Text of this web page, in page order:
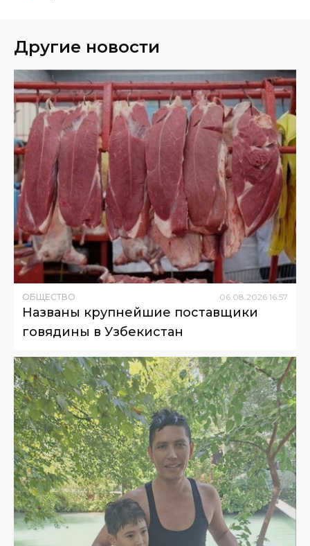
Другие новости
ОБЩЕСТВО 06 08 2026 16:57
Названы крупнейшие поставщики
говядины в Узбекистан